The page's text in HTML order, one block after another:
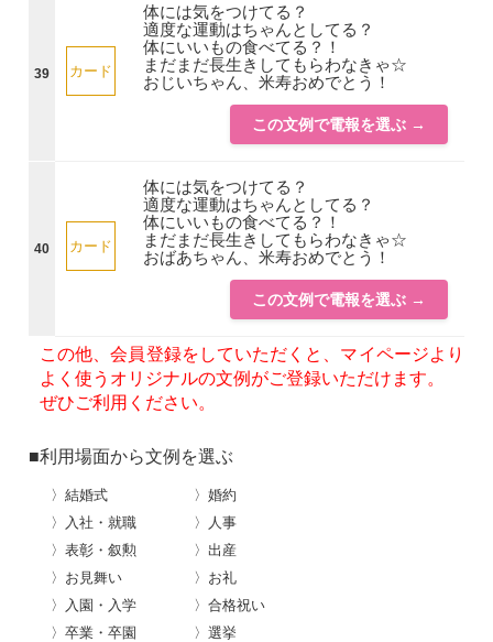
39 カード
体には気をつけてる？
適度な運動はちゃんとしてる？
体にいいもの食べてる？！
まだまだ長生きしてもらわなきゃ☆
おじいちゃん、米寿おめでとう！
この文例で電報を選ぶ →
40 カード
体には気をつけてる？
適度な運動はちゃんとしてる？
体にいいもの食べてる？！
まだまだ長生きしてもらわなきゃ☆
おばあちゃん、米寿おめでとう！
この文例で電報を選ぶ →
この他、会員登録をしていただくと、マイページより
よく使うオリジナルの文例がご登録いただけます。
ぜひご利用ください。
■利用場面から文例を選ぶ
〉結婚式
〉婚約
〉入社・就職
〉人事
〉表彰・叙勲
〉出産
〉お見舞い
〉お礼
〉入園・入学
〉合格祝い
〉卒業・卒園
〉選挙